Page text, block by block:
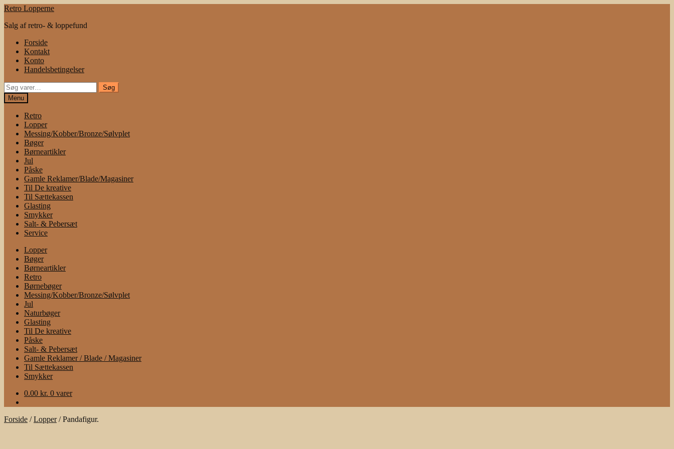
Spring
navigation
Spring
indhold
Retro Lopperne
Salg af retro- & loppefund
Forside
Kontakt
Konto
Handelsbetingelser
Søg
efter:
Søg
Menu
Retro
Lopper
Messing/Kobber/Bronze/Sølvplet
Bøger
Børneartikler
Jul
Påske
Gamle Reklamer/Blade/Magasiner
Til De kreative
Til Sættekassen
Glasting
Smykker
Salt- & Pebersæt
Service
Lopper
Bøger
Børneartikler
Retro
Børnebøger
Messing/Kobber/Bronze/Sølvplet
Jul
Naturbøger
Glasting
Til De kreative
Påske
Salt- & Pebersæt
Gamle Reklamer / Blade / Magasiner
Til Sættekassen
Smykker
0.00 kr. 0 varer
Forside /Lopper/Pandafigur.